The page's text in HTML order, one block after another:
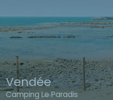
Vendée
Camping Le Paradis